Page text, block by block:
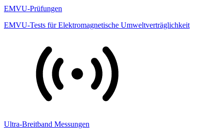
EMVU-Prüfungen
EMVU-Tests für Elektromagnetische Umweltverträglichkeit
Ultra-Breitband Messungen